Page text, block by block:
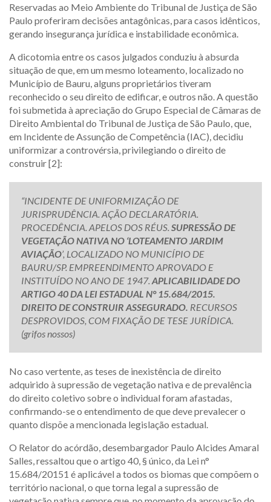
Reservadas ao Meio Ambiente do Tribunal de Justiça de São
Paulo proferiram decisões antagônicas, para casos idênticos,
gerando insegurança jurídica e instabilidade econômica.
A dicotomia entre os casos julgados conduziu à absurda
situação de que, em um mesmo loteamento, localizado no
Município de Bauru, alguns proprietários tiveram
reconhecido o seu direito de edificar, e outros não. A questão
foi submetida à apreciação do Grupo Especial de Câmaras de
Direito Ambiental do Tribunal de Justiça de São Paulo, que,
em Incidente de Assunção de Competência (IAC), decidiu
uniformizar a controvérsia, privilegiando o direito de
construir [2]:
“INCIDENTE DE UNIFORMIZAÇÃO DE
JURISPRUDÊNCIA. AÇÃO DECLARATÓRIA.
PROCEDÊNCIA. APELOS DOS RÉUS. SUPRESSÃO DE
VEGETAÇÃO NATIVA NO ‘LOTEAMENTO JARDIM
AVIAÇÃO’, LOCALIZADO NO MUNICÍPIO DE
BAURU/SP. EMPREENDIMENTO APROVADO E
INSTITUÍDO NO ANO DE 1947. APLICABILIDADE DO
ARTIGO 40 DA LEI ESTADUAL N° 15.684/2015.
DIREITO DE CONSTRUIR ASSEGURADO. RECURSOS
DESPROVIDOS, COM FIXAÇÃO DE TESE JURÍDICA.
(grifos nossos)
No caso vertente, as teses de inexistência de direito
adquirido à supressão de vegetação nativa e de prevalência
do direito coletivo sobre o individual foram afastadas,
confirmando-se o entendimento de que deve prevalecer o
quanto dispõe a mencionada legislação estadual.
O Relator do acórdão, desembargador Paulo Alcides Amaral
Salles, ressaltou que o artigo 40, § único, da Lei n°
15.684/20151 é aplicável a todos os biomas que compõem o
território nacional, o que torna legal a supressão de